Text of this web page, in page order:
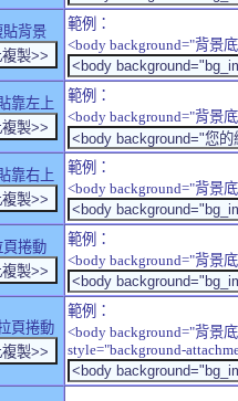
貼背景
範例：
<body background="背景
靠左上
範例：
<body background="背景
靠右上
範例：
<body background="背景
頁捲動
範例：
<body background="背景
頁捲動
範例：
<body background="背景
style="background-